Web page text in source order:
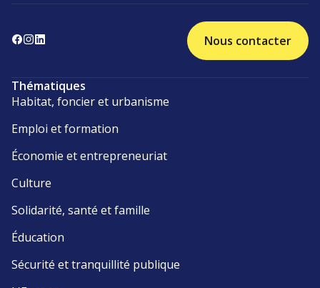
Nous contacter
Thématiques
Habitat, foncier et urbanisme
Emploi et formation
Économie et entrepreneuriat
Culture
Solidarité, santé et famille
Éducation
Sécurité et tranquillité publique